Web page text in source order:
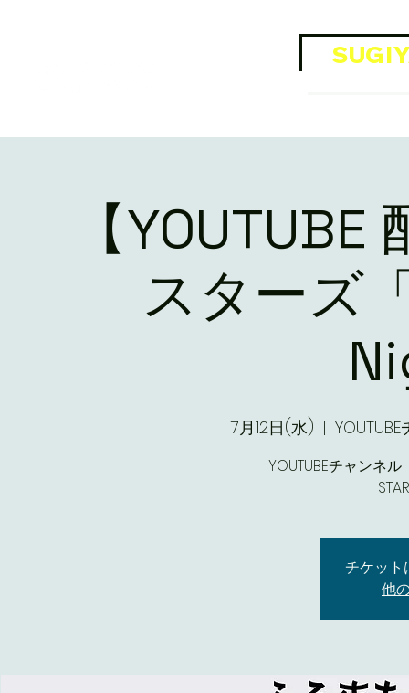
【
スターズ
7月12日(水)
  |
YOUTUBEチャンネ
チケット
他